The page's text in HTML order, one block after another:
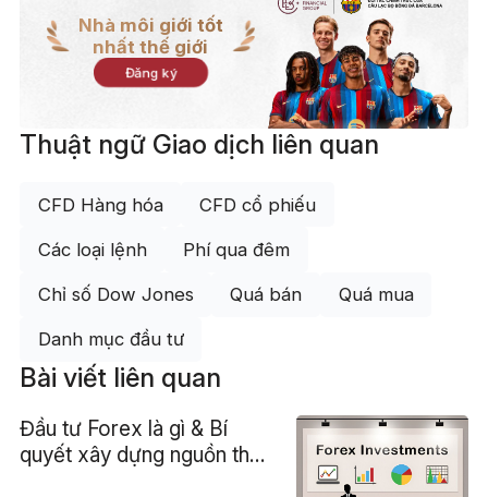
Nhà môi giới tốt
nhất thế giới
Đăng ký
Thuật ngữ Giao dịch liên quan
CFD Hàng hóa CFD cổ phiếu
Các loại lệnh Phí qua đêm
Chỉ số Dow Jones Quá bán Quá mua
Danh mục đầu tư
Bài viết liên quan
Đầu tư Forex là gì & Bí
quyết xây dựng nguồn thu